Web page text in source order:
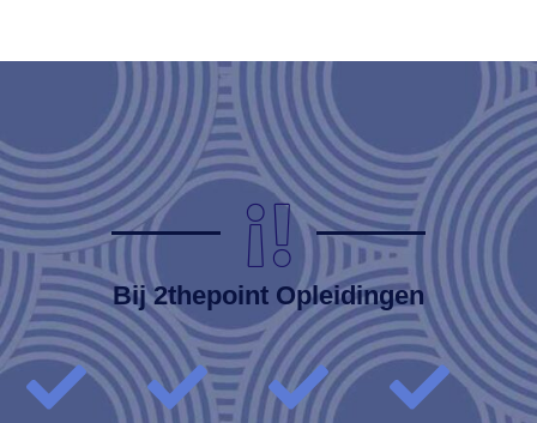
Bij 2thepoint Opleidingen